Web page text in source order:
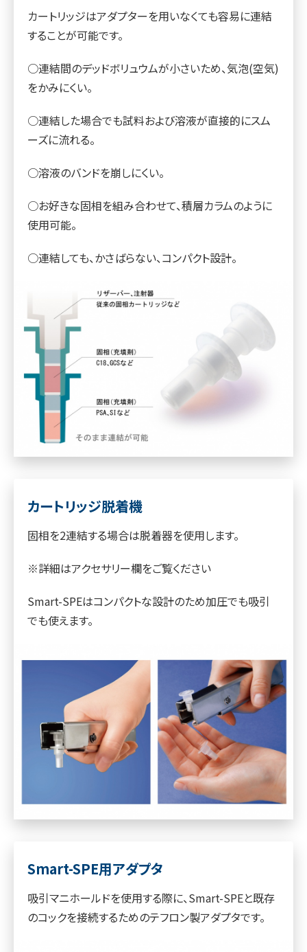
カートリッジはアダプターを用いなくても容易に連結
することが可能です。
○連結間のデッドボリュウムが小さいため、気泡(空気)
をかみにくい。
○連結した場合でも試料および溶液が直接的にスム
ーズに流れる。
○溶液のバンドを崩しにくい。
○お好きな固相を組み合わせて、積層カラムのように
使用可能。
○連結しても、かさばらない、コンパクト設計。
カートリッジ脱着機
固相を2連結する場合は脱着器を使用します。
※詳細はアクセサリー欄をご覧ください
Smart-SPEはコンパクトな設計のため加圧でも吸引
でも使えます。
Smart-SPE用アダプタ
吸引マニホールドを使用する際に、Smart-SPEと既存
のコックを接続するためのテフロン製アダプタです。